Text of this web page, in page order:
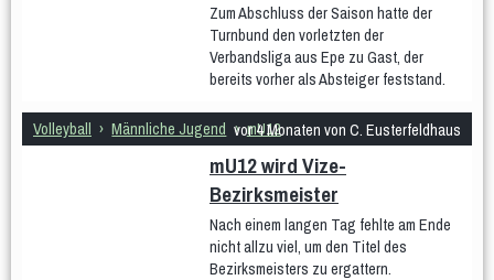
Zum Abschluss der Saison hatte der
Turnbund den vorletzten der
Verbandsliga aus Epe zu Gast, der
bereits vorher als Absteiger feststand.
Volleyball › Männliche Jugend › mU12
vor 4 Monaten von C. Eusterfeldhaus
mU12 wird Vize-
Bezirksmeister
Nach einem langen Tag fehlte am Ende
nicht allzu viel, um den Titel des
Bezirksmeisters zu ergattern.